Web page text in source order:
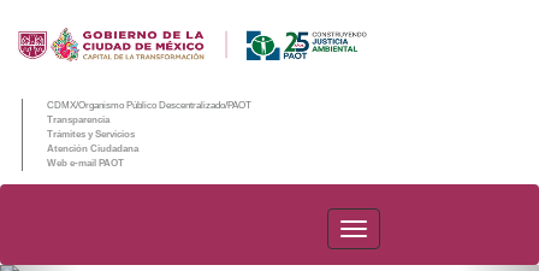
CDMX/Organismo Público Descentralizado/PAOT
Transparencia
Trámites y Servicios
Atención Ciudadana
Web e-mail PAOT
PAOT